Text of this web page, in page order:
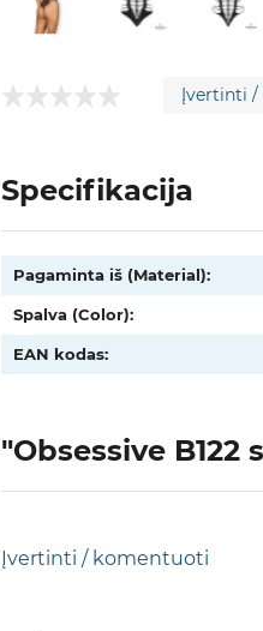
Įvertinti
Specifikacija
Pagaminta iš (Material):
Spalva (Color):
EAN kodas:
"Obsessive
Įvertinti / komentuoti